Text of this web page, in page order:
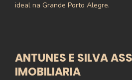
ideal na Grande Porto Alegre.
ANTUNES E SILVA
IMOBILIARIA